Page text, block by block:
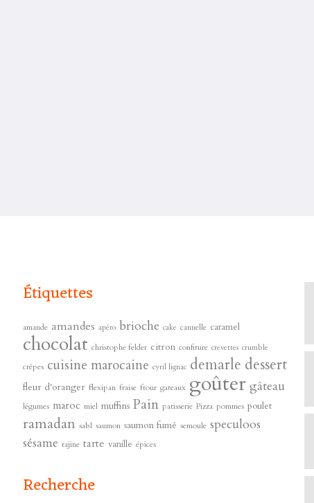
Étiquettes
amande amandes apéro brioche cake cannelle caramel
chocolat christophe felder citron confiture crevettes crumble
crêpes cuisine marocaine cyril lignac demarle dessert
fleur d'oranger flexipan fraise ftour gateaux goûter gâteau
légumes maroc miel muffins Pain patisserie Pizza pommes poulet
ramadan sabl saumon saumon fumé semoule speculoos
sésame tajine tarte vanille épices
Recherche